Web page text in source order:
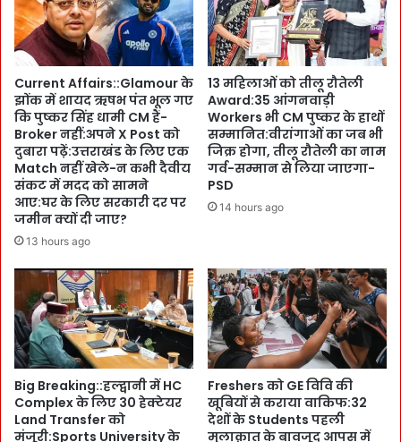
वा
द
ब
हु
त
ज
रू
री
:
H
M
अ
त
शा
ह
सा
म
ने
पे
श
कि
फ्त
र
प
र
M
L
A
s
-
मं
त्रि
यों
का
ता
र
जु
ट
र
हा
मे
ला
Current Affairs::Glamour के
झोंक में शायद ऋषभ पंत भूल गए
कि पुष्कर सिंह धामी CM हैं-
Broker नहीं:अपने X Post को
दुबारा पढ़ें:उत्तराखंड के लिए एक
Match नहीं खेले-न कभी दैवीय
संकट में मदद को सामने
आए:घर के लिए सरकारी दर पर
जमीन क्यों दी जाए?
13 hours ago
13 महिलाओं को तीलू रौतेली
Award:35 आंगनवाड़ी
Workers भी CM पुष्कर के हाथों
सम्मानित:वीरांगाओं का जब भी
जिक्र होगा, तीलू रौतेली का नाम
गर्व-सम्मान से लिया जाएगा-
PSD
14 hours ago
Big Breaking::हल्द्वानी में HC
Complex के लिए 30 हेक्टेयर
Land Transfer को
मंजूरी:Sports University के
Freshers को GE विवि की
खूबियों से कराया वाकिफ:32
देशों के Students पहली
मुलाक़ात के बावजूद आपस में